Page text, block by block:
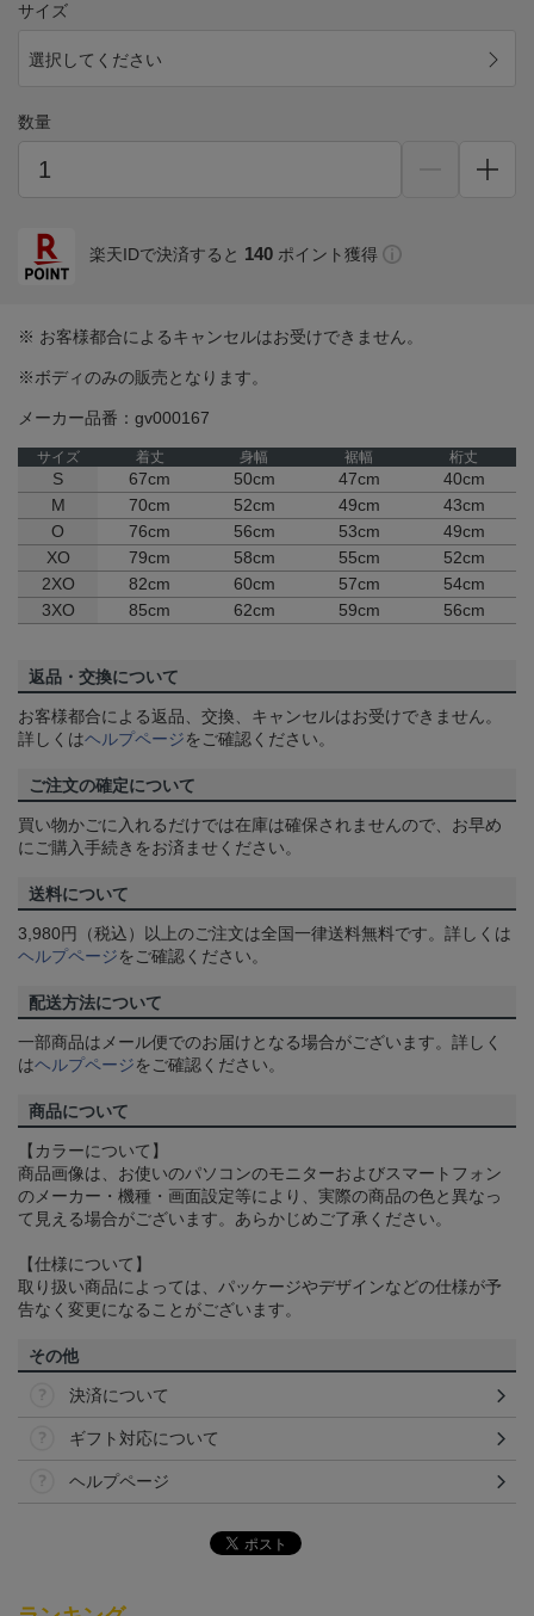
サイズ
選択してください
数量
楽天IDで決済すると 140 ポイント獲得
※ お客様都合によるキャンセルはお受けできません。
※ボディのみの販売となります。
メーカー品番：gv000167
サイズ 着丈 身幅 裾幅 桁丈
S 67cm 50cm 47cm
40cm
M
70cm 52cm 49cm
43cm
O
76cm 56cm 53cm
49cm
XO
79cm 58cm 55cm
52cm
2XO
82cm 60cm 57cm
54cm
3XO
85cm 62cm 59cm 56cm
返品・交換について
お客様都合による返品、交換、キャンセルはお受けできません。
詳しくはヘルプページをご確認ください。
ご注文の確定について
買い物かごに入れるだけでは在庫は確保されませんので、お早め
にご購入手続きをお済ませください。
送料について
3,980円（税込）以上のご注文は全国一律送料無料です。詳しくは
ヘルプページをご確認ください。
配送方法について
一部商品はメール便でのお届けとなる場合がございます。詳しく
はヘルプページをご確認ください。
商品について
【カラーについて】
商品画像は、お使いのパソコンのモニターおよびスマートフォン
のメーカー・機種・画面設定等により、実際の商品の色と異なっ
て見える場合がございます。あらかじめご了承ください。
【仕様について】
取り扱い商品によっては、パッケージやデザインなどの仕様が予
告なく変更になることがございます。
その他
決済について
ギフト対応について
ヘルプページ